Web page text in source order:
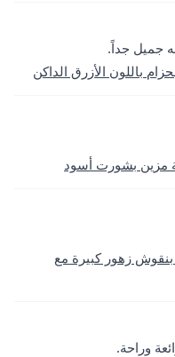
جميل جداً.
باللون الأزرق الداكن
مزين بشورت أسود
بنقوش زهور كبيرة مع
وراحة.